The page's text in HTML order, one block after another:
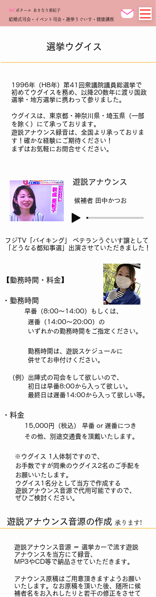
MCボヌール あきなり亜紀子
結婚式司会・イベント司会・選挙うぐいす・健康講座
選挙ウグイス
1996年（H8年）第41回衆議院議員総選挙で
初めてウグイスを務め、以降20数年に渡り国政
選挙・地方選挙に携わって参りました。
ウグイスは、東京都・神奈川県・埼玉県（一部
を除く）にて承っております。
遊説アナウンス録音は、全国より承っておりま
す！ 確かな経験にご期待ください！
まずはお気軽にお問合せください。
​遊説アナウンス
候補者 田中かつお
フジTV「バイキング」 ベテランうぐいす譲として
「どうなる都知事選」出演させていただきました！
【勤務時間・料金】
・勤務時間
早番（8:00～14:00）もしくは、
遅番（14:00～20:00）の
いずれかの勤務時間をご指定ください。
勤務時間は、遊説スケジュールに
併せてお申付けください。
（例）出陣式の司会をして欲しいので、
初日は早番8:00から入って欲しい。
最終日は遅番14:00から入って欲しい等。
​・料金
15,000円（税込） 早番 or 遅番につき
その他、別途交通費を頂戴いたします。
※ウグイス 1人体制ですので、
お手数ですが同乗のウ グイス 2名の ご手配を
お願いいたします。
ウグイス1名分として当方で作成する
遊説アナウンス音源で代用可能ですので、
ぜひご検討ください。
遊説アナウンス音源の作成 承ります!
遊説アナウンス音源 ＝ 選挙カーで流す遊説
アナウンスを当方にて録音、
MP3やCD等で納品させていただきます。
アナウンス原稿はご用意頂きますようお願い
いたします。なお原稿を頂いた後、随所に候
補者名をお入れしたりと若干の修正をさせて